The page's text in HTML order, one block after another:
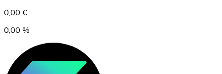
ETH
0,00 €
0,00 %